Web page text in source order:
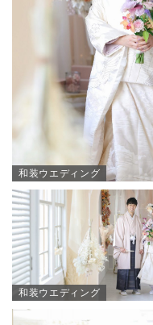
和装ウエディング
和装ウエディング